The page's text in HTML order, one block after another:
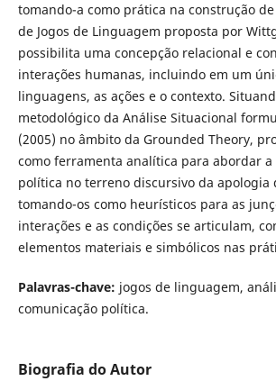
tomando-a como prática na construção
de Jogos de Linguagem proposta por
possibilita uma concepção relacional e
interações humanas, incluindo em um
linguagens, as ações e o contexto.
metodológico da Análise Situacional
(2005) no âmbito da Grounded Theory,
como ferramenta analítica para abordar a
política no terreno discursivo da apologia
tomando-os como heurísticos para as
interações e as condições se articulam,
elementos materiais e simbólicos nas
Palavras-chave: jogos de linguagem,
comunicação política.
Biografia do Autor